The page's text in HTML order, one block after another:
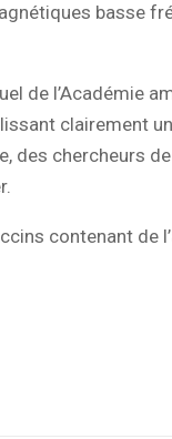
basse
de l’Académie
clairement
des chercheurs
contenant de